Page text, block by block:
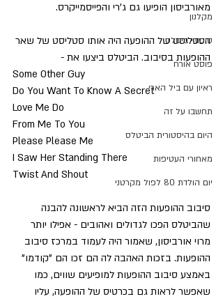
מקלנון
סיפורי ביטלס
פוסט אורח
ראיון עם ביל הארי
תחשבו על זה
היום בהיסטורית הביטלס
מאחורי העטיפות
יום הולדת 80 לפול מקרטני
מאורביסון הופיעו גם ג'רי והפייסמייקרס.
הסטליסט של ההופעה היה אותו סטליסט של שאר
ההופעות בסיבוב. הביטלס ביצעו את -
Some Other Guy
Do You Want To Know A Secret
Love Me Do
From Me To You
Please Please Me
I Saw Her Standing There
Twist And Shout
סיבוב ההופעות הזה הביא לראשונה להבנה
שהביטלס הפכו לגדולים ואהובים - אפילו יותר
מרוי אורביסון, שאמור היה לעמוד במרכז סיבוב
ההופעות. בזכות האהבה לה הם זכו הם "קודמו"
באמצע סיבוב ההופעות למופיעים שווים, כמו
שאפשר לראות גם בכרטיס של ההופעה, עליו